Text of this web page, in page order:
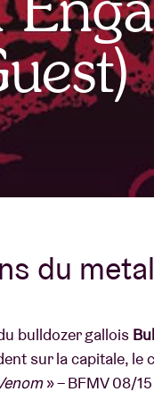
du
bulldozer gallois
sur la capitale, le
» – BFMV 08/